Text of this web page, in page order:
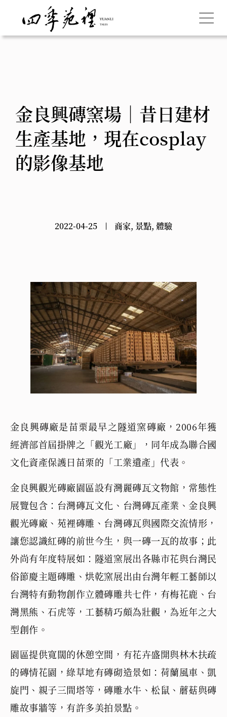
金良興磚窯場｜昔日建材
生產基地，現在cosplay
的影像基地
2022-04-25 商家, 景點, 體驗
金良興磚廠是苗栗最早之隧道窯磚廠，2006年獲
經濟部首屆掛牌之「觀光工廠」，同年成為聯合國
文化資產保護日苗栗的「工業遺產」代表。
金良興觀光磚廠園區設有灣麗磚瓦文物館，常態性
展覽包含：台灣磚瓦文化、台灣磚瓦產業、金良興
觀光磚廠、苑裡磚雕、台灣磚瓦與國際交流情形，
讓您認識紅磚的前世今生，與一磚一瓦的故事；此
外尚有年度特展如：隧道窯展出各縣市花與台灣民
俗節慶主題磚雕、烘乾窯展出由台灣年輕工藝師以
台灣特有動物創作立體磚雕共七件，有梅花鹿、台
灣黑熊、石虎等，工藝精巧頗為壯觀，為近年之大
型創作。
園區提供寬闊的休憩空間，有花卉盛開與林木扶疏
的磚情花園，綠草地有磚砌造景如：荷蘭風車、凱
旋門、親子三間塔等，磚雕水牛、松鼠、蘑菇與磚
雕故事牆等，有許多美拍景點。